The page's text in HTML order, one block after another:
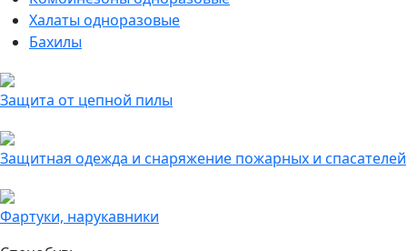
Халаты одноразовые
Бахилы
Защита от цепной пилы
Защитная одежда и снаряжение пожарных и спасателей
Фартуки, нарукавники